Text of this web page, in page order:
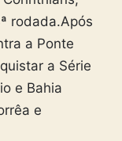
rodada.Após
a Ponte
a Série
e Bahia
e